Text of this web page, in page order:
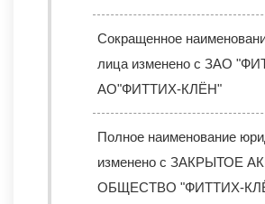
Сокращенное
лица изменено с ЗАО
АО"ФИТТИХ-КЛЁН"
Полное наименование
изменено с ЗАКРЫТОЕ
ОБЩЕСТВО "ФИТТИХ-